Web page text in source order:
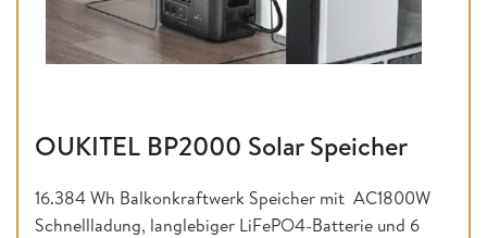
OUKITEL BP2000 Solar Speicher
16.384 Wh Balkonkraftwerk Speicher mit AC1800W
Schnellladung, langlebiger LiFePO4-Batterie und 6